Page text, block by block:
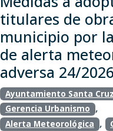
titulares de
municipio por
de alerta
adversa 24/
Ayuntamiento Santa Cruz
Gerencia Urbanismo ,
Alerta Meteorológica ,